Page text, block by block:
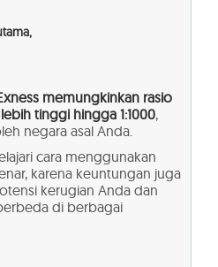
memungkinkan rasio
tinggi hingga 1:1000,
negara asal Anda.
cara menggunakan
karena keuntungan juga
kerugian Anda dan
di berbagai